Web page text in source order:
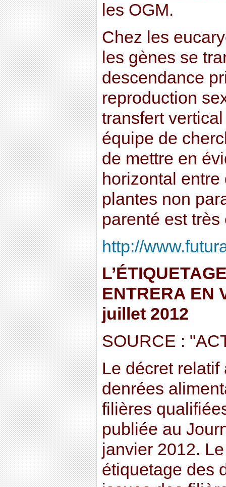
les OGM.
Chez les
les gènes se
descendance
reproduction
transfert
équipe de
de mettre en
horizontal
plantes non
parenté est très
http://
ENTRERA EN
juillet 2012
SOURCE :
Le décret relatif
denrées
filières
publiée au
janvier 2012.
étiquetage des